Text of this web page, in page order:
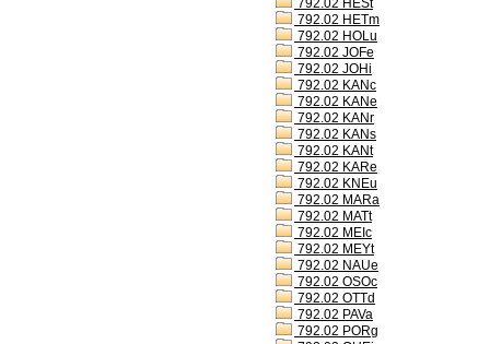
792.02 HESt
792.02 HETm
792.02 HOLu
792.02 JOFe
792.02 JOHi
792.02 KANc
792.02 KANe
792.02 KANr
792.02 KANs
792.02 KANt
792.02 KARe
792.02 KNEu
792.02 MARa
792.02 MATt
792.02 MEIc
792.02 MEYt
792.02 NAUe
792.02 OSOc
792.02 OTTd
792.02 PAVa
792.02 PORg